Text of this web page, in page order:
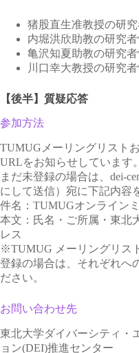
猪股直生准教授の研究
内堀洪欣助教の研究者
亀沢知夏助教の研究者
川口幸大教授の研究者
【後半】質疑応答
参加方法
TUMUGメーリングリスト
URLをお知らせしています。
まだ未登録の場合は、dei-
にして送信）宛に下記内容
件名：TUMUGオンライン
本文：氏名・ご所属・東北
レス
※TUMUG メーリングリス
登録の場合は、それぞれへ
ださい。
お問い合わせ先
東北大学ダイバーシティ・
ョン(DEI)推進センター